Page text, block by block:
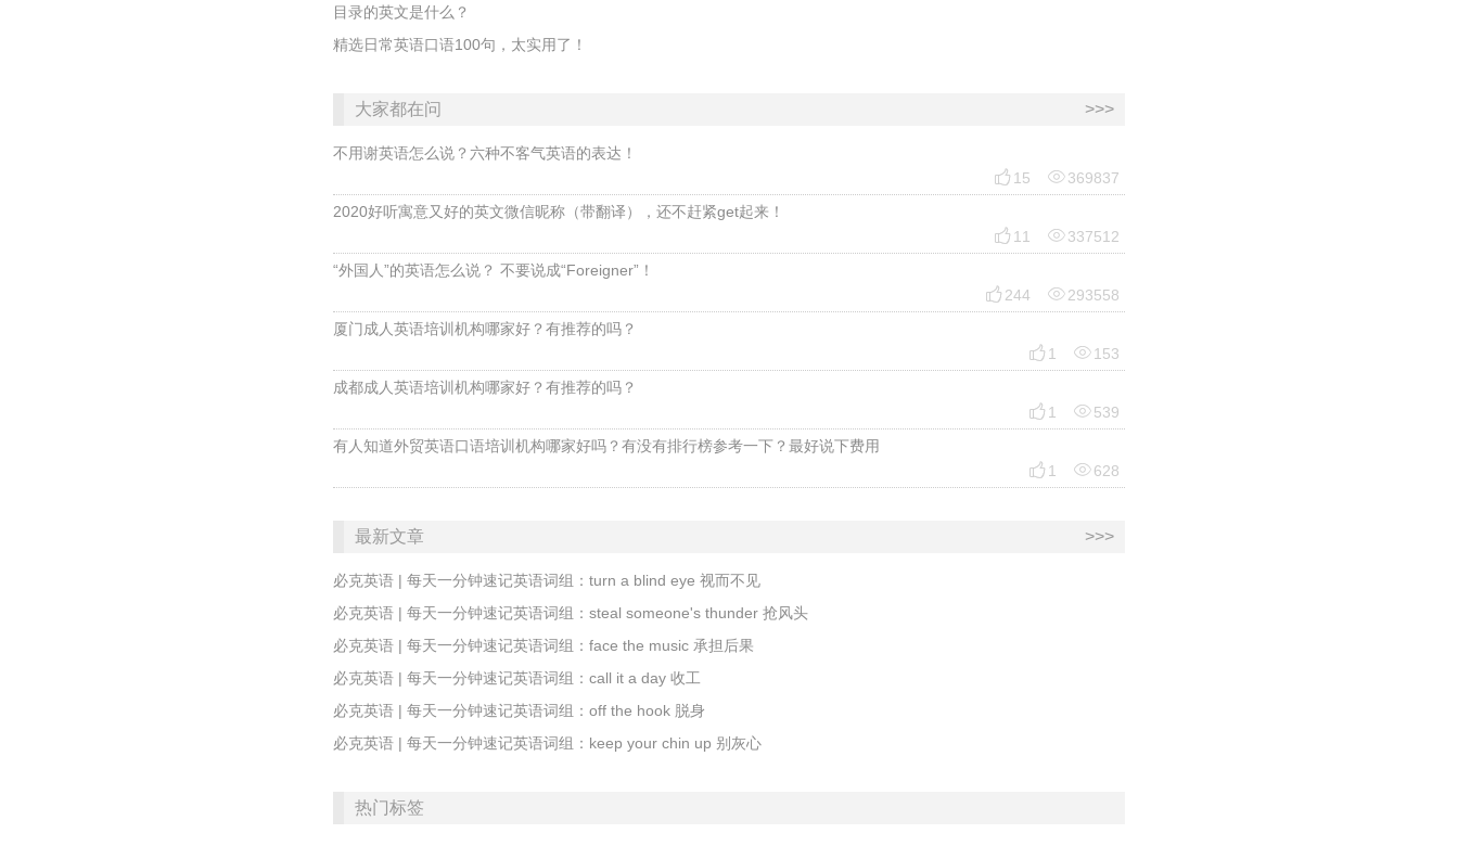
目录的英文是什么？
精选日常英语口语100句，太实用了！
大家都在问 >>>
不用谢英语怎么说？六种不客气英语的表达！
 15 369837
2020好听寓意又好的英文微信昵称（带翻译），还不赶紧get起来！
 11 337512
“外国人”的英语怎么说？ 不要说成“Foreigner”！
 244 293558
厦门成人英语培训机构哪家好？有推荐的吗？
 1 153
成都成人英语培训机构哪家好？有推荐的吗？
 1 539
有人知道外贸英语口语培训机构哪家好吗？有没有排行榜参考一下？最好说下费用
 1 628
最新文章 >>>
必克英语 | 每天一分钟速记英语词组：turn a blind eye 视而不见
​必克英语 | 每天一分钟速记英语词组：steal someone's thunder 抢风头
必克英语 | 每天一分钟速记英语词组：face the music 承担后果
​必克英语 | 每天一分钟速记英语词组：call it a day 收工
​必克英语 | 每天一分钟速记英语词组：off the hook 脱身
必克英语 | 每天一分钟速记英语词组：keep your chin up 别灰心
热门标签